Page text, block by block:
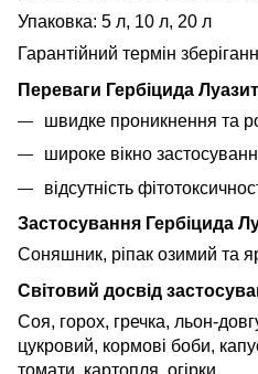
Упаковка: 5 л, 10 л, 20 л
Гарантійний термін
Переваги Гербіцида
швидке проникнення та
широке вікно
відсутність
Застосування Гербіцида
Соняшник, ріпак озимий та
Світовий досвід
Соя, горох, гречка, льон-
цукровий, кормові боби,